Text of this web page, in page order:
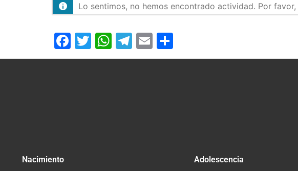
Lo sentimos, no hemos encontrado actividad. Por
Facebook
Twitter
WhatsApp
Telegram
Email
Nacimiento
Adolescencia